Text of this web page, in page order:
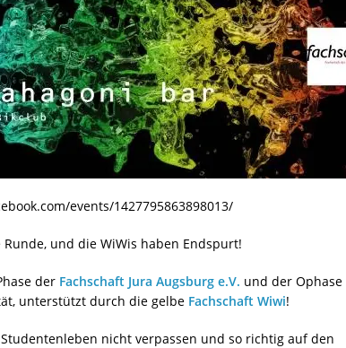
events/1427795863898013/
und die WiWis haben Endspurt!
der Fachschaft Jura Augsburg e.V. und der Ophase
unterstützt durch die gelbe Fachschaft Wiwi!
nicht verpassen und so richtig auf den